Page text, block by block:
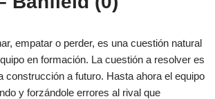
empatar o perder, es una cuestión natural
en formación. La cuestión a resolver es
construcción a futuro. Hasta ahora el equipo
y forzándole errores al rival que